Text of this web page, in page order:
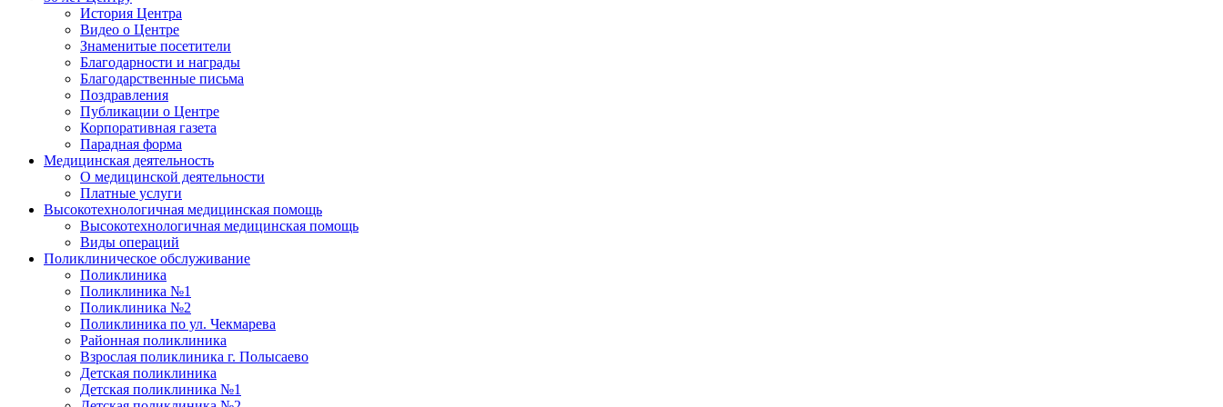
История Центра
Видео о Центре
Знаменитые посетители
Благодарности и награды
Благодарственные письма
Поздравления
Публикации о Центре
Корпоративная газета
Парадная форма
Медицинская деятельность
О медицинской деятельности
Платные услуги
Высокотехнологичная медицинская помощь
Высокотехнологичная медицинская помощь
Виды операций
Поликлиническое обслуживание
Поликлиника
Поликлиника №1
Поликлиника №2
Поликлиника по ул. Чекмарева
Районная поликлиника
Взрослая поликлиника г. Полысаево
Детская поликлиника
Детская поликлиника №1